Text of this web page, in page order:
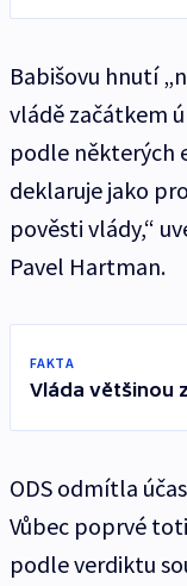
Babišovu hnutí
vládě začátkem
podle některých
deklaruje jako
pověsti vlády,“
Pavel Hartman.
FAKTA
Vláda většinou
ODS odmítla
Vůbec poprvé
podle verdiktu